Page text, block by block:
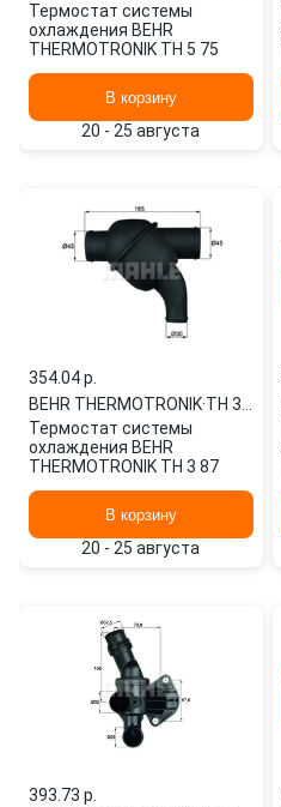
Термостат системы
охлаждения BEHR
THERMOTRONIK TH 5 75
В корзину
20 - 25 августа
354.04 p.
BEHR THERMOTRONIK·
Термостат системы
охлаждения BEHR
THERMOTRONIK TH 3 87
В корзину
20 - 25 августа
393.73 p.